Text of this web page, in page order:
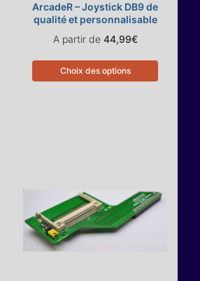
ArcadeR – Joystick DB9 de
qualité et personnalisable
A partir de 44,99€
Choix des options